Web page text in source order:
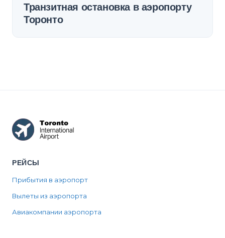
Транзитная остановка в аэропорту
Торонто
РЕЙСЫ
Прибытия в аэропорт
Вылеты из аэропорта
Авиакомпании аэропорта